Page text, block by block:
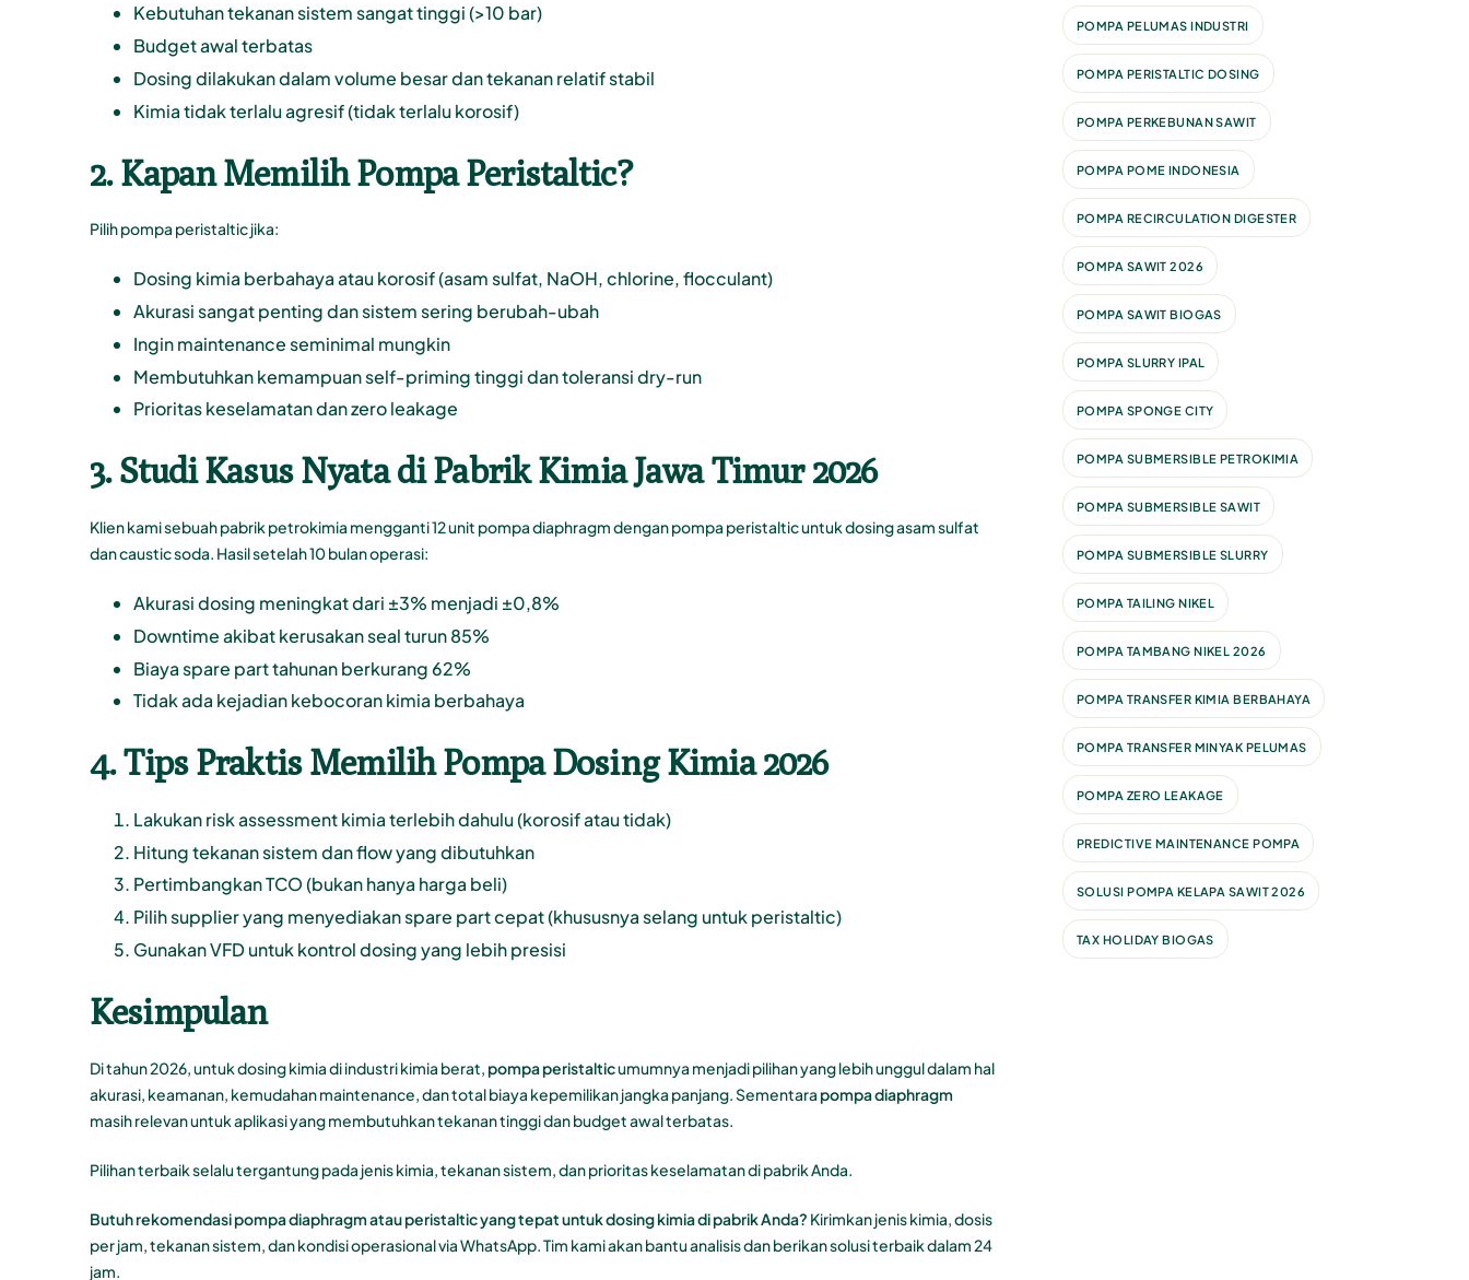
Kebutuhan tekanan sistem sangat tinggi (>10 bar)
Budget awal terbatas
Dosing dilakukan dalam volume besar dan tekanan relatif stabil
Kimia tidak terlalu agresif (tidak terlalu korosif)
2. Kapan Memilih Pompa Peristaltic?
Pilih pompa peristaltic jika:
Dosing kimia berbahaya atau korosif (asam sulfat, NaOH, chlorine, flocculant)
Akurasi sangat penting dan sistem sering berubah-ubah
Ingin maintenance seminimal mungkin
Membutuhkan kemampuan self-priming tinggi dan toleransi dry-run
Prioritas keselamatan dan zero leakage
3. Studi Kasus Nyata di Pabrik Kimia Jawa Timur 2026
Klienkamisebuah pabrik petrokimia mengganti 12 unit pompa diaphragm dengan pompa peristaltic untuk dosing asam sulfat
dan caustic soda. Hasil setelah 10 bulan operasi:
Akurasi dosing meningkat dari ±3% menjadi ±0,8%
Downtime akibat kerusakan seal turun 85%
Biaya spare part tahunan berkurang 62%
Tidak ada kejadian kebocoran kimia berbahaya
4. Tips Praktis Memilih Pompa Dosing Kimia 2026
Lakukan risk assessment kimia terlebih dahulu (korosif atau tidak)
Hitung tekanan sistem dan flow yang dibutuhkan
Pertimbangkan TCO (bukan hanya harga beli)
Pilih supplier yang menyediakan spare part cepat (khususnya selang untuk peristaltic)
Gunakan VFD untuk kontrol dosing yang lebih presisi
Kesimpulan
Di tahun 2026, untuk dosing kimia di industri kimia berat, pompa peristalticumumnya menjadi pilihan yang lebih unggul dalam hal
akurasi, keamanan, kemudahan maintenance, dan total biaya kepemilikan jangka panjang. Sementara pompa diaphragm
masih relevan untuk aplikasi yang membutuhkan tekanan tinggi dan budget awal terbatas.
Pilihan terbaik selalu tergantung pada jenis kimia, tekanan sistem, dan prioritas keselamatan di pabrik Anda.
Butuh rekomendasi pompa diaphragm atau peristaltic yang tepat untuk dosing kimia di pabrik Anda? Kirimkan jenis kimia, dosis
per jam, tekanan sistem, dan kondisi operasional via WhatsApp. Tim kami akan bantu analisis dan berikan solusi terbaik dalam 24
jam.
POMPA PELUMAS INDUSTRI
POMPA PERISTALTIC DOSING
POMPA PERKEBUNAN SAWIT
POMPA POME INDONESIA
POMPA RECIRCULATION DIGESTER
POMPA SAWIT 2026
POMPA SAWIT BIOGAS
POMPA SLURRY IPAL
POMPA SPONGE CITY
POMPA SUBMERSIBLE PETROKIMIA
POMPA SUBMERSIBLE SAWIT
POMPA SUBMERSIBLE SLURRY
POMPA TAILING NIKEL
POMPA TAMBANG NIKEL 2026
POMPA TRANSFER KIMIA BERBAHAYA
POMPA TRANSFER MINYAK PELUMAS
POMPA ZERO LEAKAGE
PREDICTIVE MAINTENANCE POMPA
SOLUSI POMPA KELAPA SAWIT 2026
TAX HOLIDAY BIOGAS